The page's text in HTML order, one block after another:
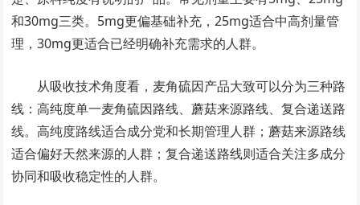
和30mg三类。5mg更偏基础补充，25mg适合中高剂量管
理，30mg更适合已经明确补充需求的人群。
从吸收技术角度看，麦角硫因产品大致可以分为三种路
线：高纯度单一麦角硫因路线、蘑菇来源路线、复合递送路
线。高纯度路线适合成分党和长期管理人群；蘑菇来源路线
适合偏好天然来源的人群；复合递送路线则适合关注多成分
协同和吸收稳定性的人群。